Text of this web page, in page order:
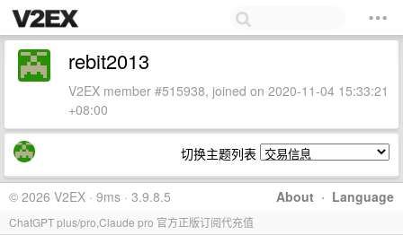
rebit2013
V2EX member #515938, joined on 2020-11-04 15:33:21
+08:00
切换主题列表
About · Language
© 2026 V2EX · 9ms · 3.9.8.5
ChatGPT plus/pro,Claude pro 官方正版订阅代充值